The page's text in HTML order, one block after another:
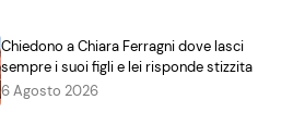
Chiedono a Chiara Ferragni dove lasci
sempre i suoi figli e lei risponde stizzita
6 Agosto 2026